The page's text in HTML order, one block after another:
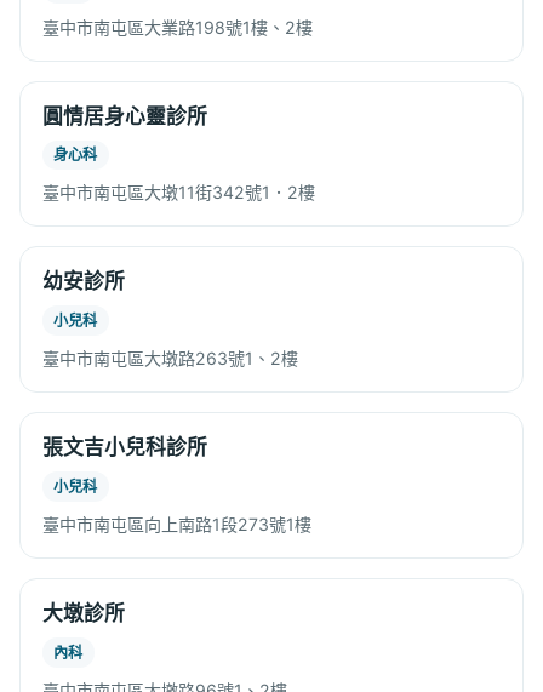
臺中市南屯區大業路198號1樓、2樓
圓情居身心靈診所
身心科
臺中市南屯區大墩11街342號1．2樓
幼安診所
小兒科
臺中市南屯區大墩路263號1、2樓
張文吉小兒科診所
小兒科
臺中市南屯區向上南路1段273號1樓
大墩診所
內科